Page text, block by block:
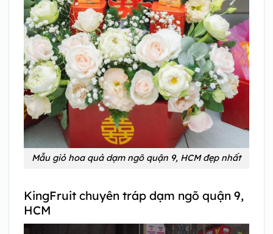
Mẫu giỏ hoa quả dạm ngõ quận 9, HCM đẹp nhất
KingFruit chuyên tráp dạm ngõ quận 9,
HCM